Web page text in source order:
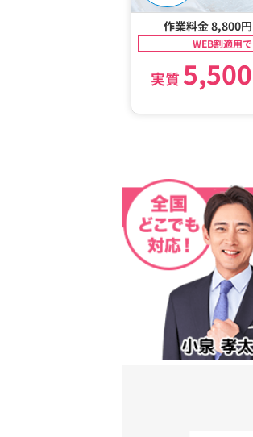
作業料金 8,800円
WEB割適用で
実質 5,500